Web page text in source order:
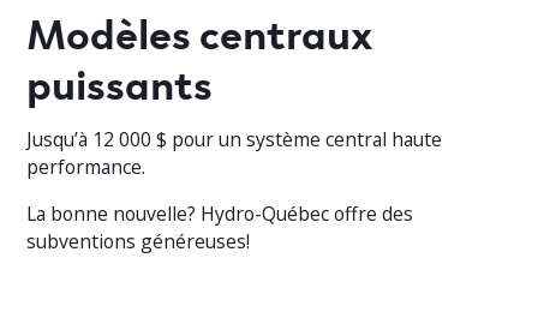
Modèles centraux
puissants
Jusqu’à 12 000 $ pour un système central haute
performance.
La bonne nouvelle? Hydro-Québec offre des
subventions généreuses!